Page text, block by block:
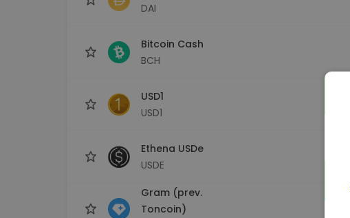
DAI
Bitcoin Cash
BCH
USD1
USD1
Ethena USDe
USDE
Gram (prev.
Toncoin)